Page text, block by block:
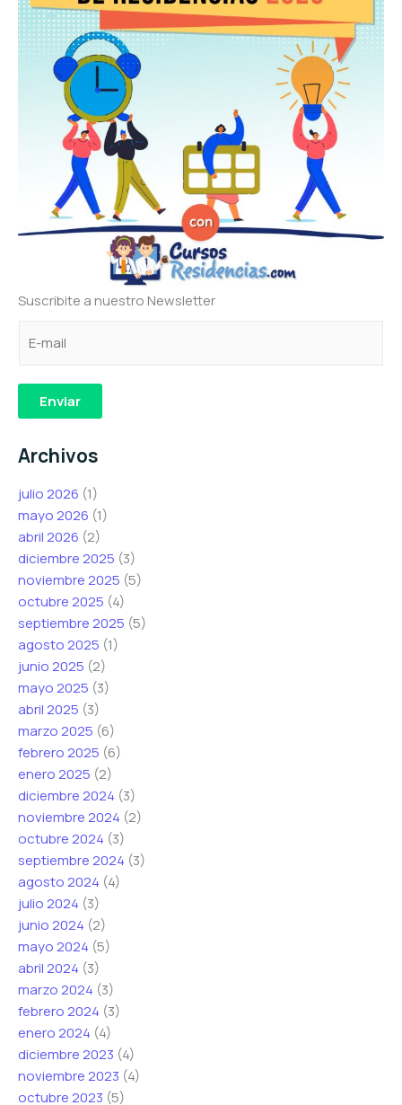
Suscribite a nuestro Newsletter
t
ó
i
c
o
C
o
r
r
e
o
c
r
n
i
c
o
e
l
e
c
t
r
ó
n
i
c
o
e
e
e
c
t
r
ó
n
i
c
o
*
Enviar
Archivos
julio 2026 (1)
mayo 2026 (1)
abril 2026 (2)
diciembre 2025 (3)
noviembre 2025 (5)
octubre 2025 (4)
septiembre 2025 (5)
agosto 2025 (1)
junio 2025 (2)
mayo 2025 (3)
abril 2025 (3)
marzo 2025 (6)
febrero 2025 (6)
enero 2025 (2)
diciembre 2024 (3)
noviembre 2024 (2)
octubre 2024 (3)
septiembre 2024 (3)
agosto 2024 (4)
julio 2024 (3)
junio 2024 (2)
mayo 2024 (5)
abril 2024 (3)
marzo 2024 (3)
febrero 2024 (3)
enero 2024 (4)
diciembre 2023 (4)
noviembre 2023 (4)
octubre 2023 (5)